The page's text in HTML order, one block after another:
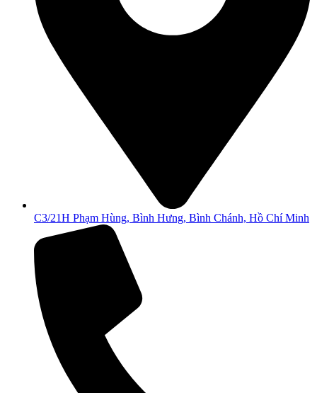
C3/21H Phạm Hùng, Bình Hưng, Bình Chánh, Hồ Chí Minh